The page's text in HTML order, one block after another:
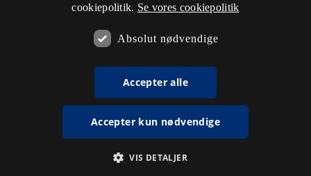
cookiepolitik. Se vores cookiepolitik
Absolut nødvendige
Accepter alle
Accepter kun nødvendige
VIS DETALJER